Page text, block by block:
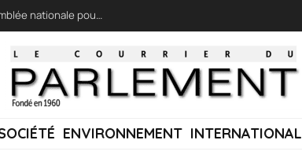
LFI réclame une « session extraordinaire » à l’Assemblée nationale pour lutter contre les incendies
ENVIRONNEMENT INTERNATIONAL